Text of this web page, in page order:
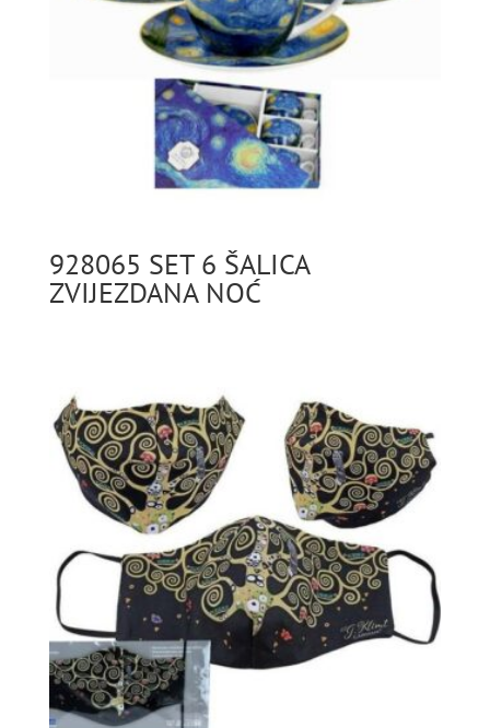
928065 SET 6 ŠALICA
ZVIJEZDANA NOĆ